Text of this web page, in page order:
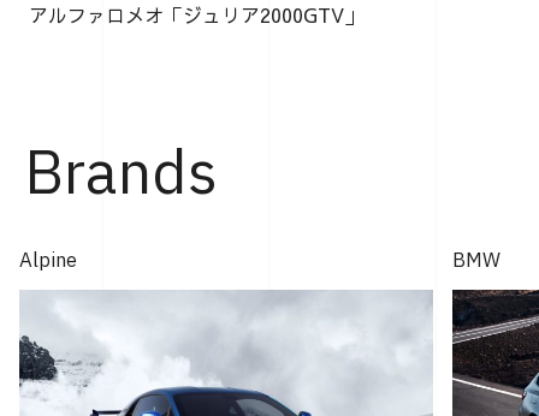
アルファロメオ「ジュリア2000GTV」
Brands
Alpine BMW